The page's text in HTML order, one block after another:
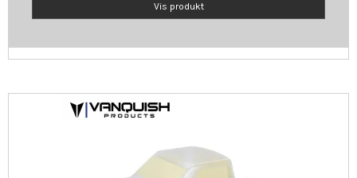
Vis produkt